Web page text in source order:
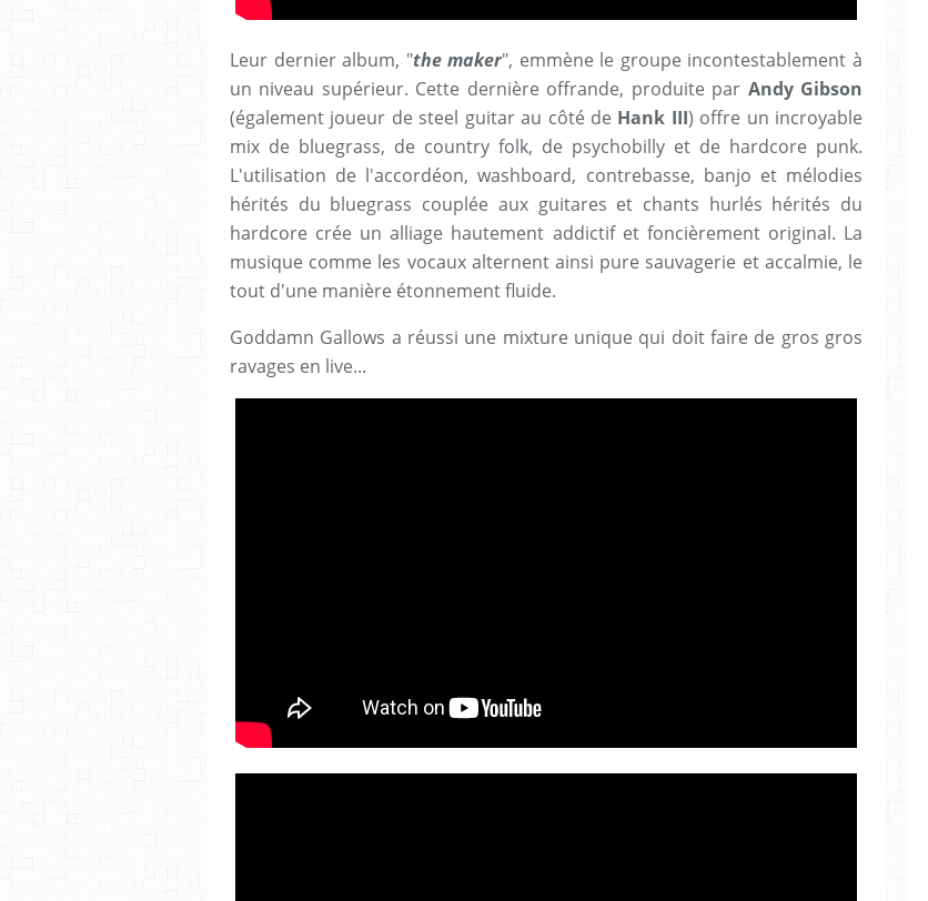
Leur dernier album, "the maker", emmène le groupe incontestablement à
un niveau supérieur. Cette dernière offrande, produite par Andy Gibson
(également joueur de steel guitar au côté de Hank III) offre un incroyable
mix de bluegrass, de country folk, de psychobilly et de hardcore punk.
L'utilisation de l'accordéon, washboard, contrebasse, banjo et mélodies
hérités du bluegrass couplée aux guitares et chants hurlés hérités du
hardcore crée un alliage hautement addictif et foncièrement original. La
musique comme les vocaux alternent ainsi pure sauvagerie et accalmie, le
tout d'une manière étonnement fluide.
Goddamn Gallows a réussi une mixture unique qui doit faire de gros gros
ravages en live...